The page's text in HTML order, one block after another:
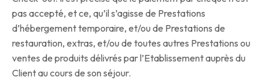
pas accepté, et ce, qu’il s’agisse de Prestations
d’hébergement temporaire, et/ou de Prestations de
restauration, extras, et/ou de toutes autres Prestations ou
ventes de produits délivrés par l’Etablissement auprès du
Client au cours de son séjour.